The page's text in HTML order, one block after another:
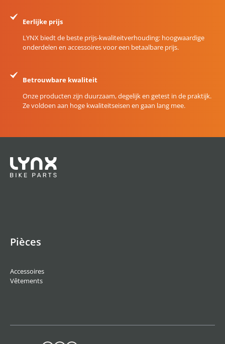
Eerlijke prijs
LYNX biedt de beste prijs-kwaliteitverhouding: hoogwaardige
onderdelen en accessoires voor een betaalbare prijs.
Betrouwbare kwaliteit
Onze producten zijn duurzaam, degelijk en getest in de praktijk.
Ze voldoen aan hoge kwaliteitseisen en gaan lang mee.
Pièces
Accessoires
Vêtements